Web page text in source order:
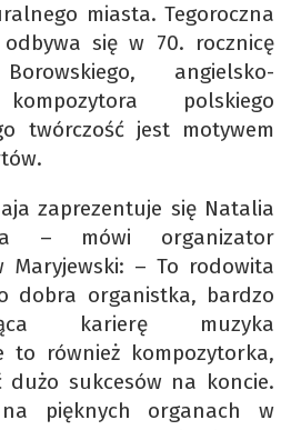
miasta. Tegoroczna
się w 70. rocznicę
angielsko-
polskiego
twórczość jest motywem
zaprezentuje się Natalia
– mówi organizator
Maryjewski: – To rodowita
dobra organistka, bardzo
karierę muzyka
to również kompozytorka,
sukcesów na koncie.
pięknych organach w